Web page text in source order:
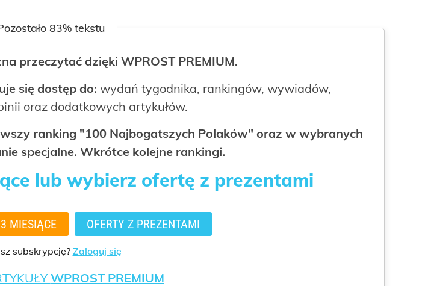
83% tekstu
przeczytać dzięki WPROST PREMIUM.
się dostęp do: wydań tygodnika, rankingów, wywiadów,
oraz dodatkowych artykułów.
ranking "100 Najbogatszych Polaków" oraz w wybranych
specjalne. Wkrótce kolejne rankingi.
lub wybierz ofertę z prezentami
MIESIĄCE OFERTY Z PREZENTAMI
subskrypcję? Zaloguj się
WPROST PREMIUM